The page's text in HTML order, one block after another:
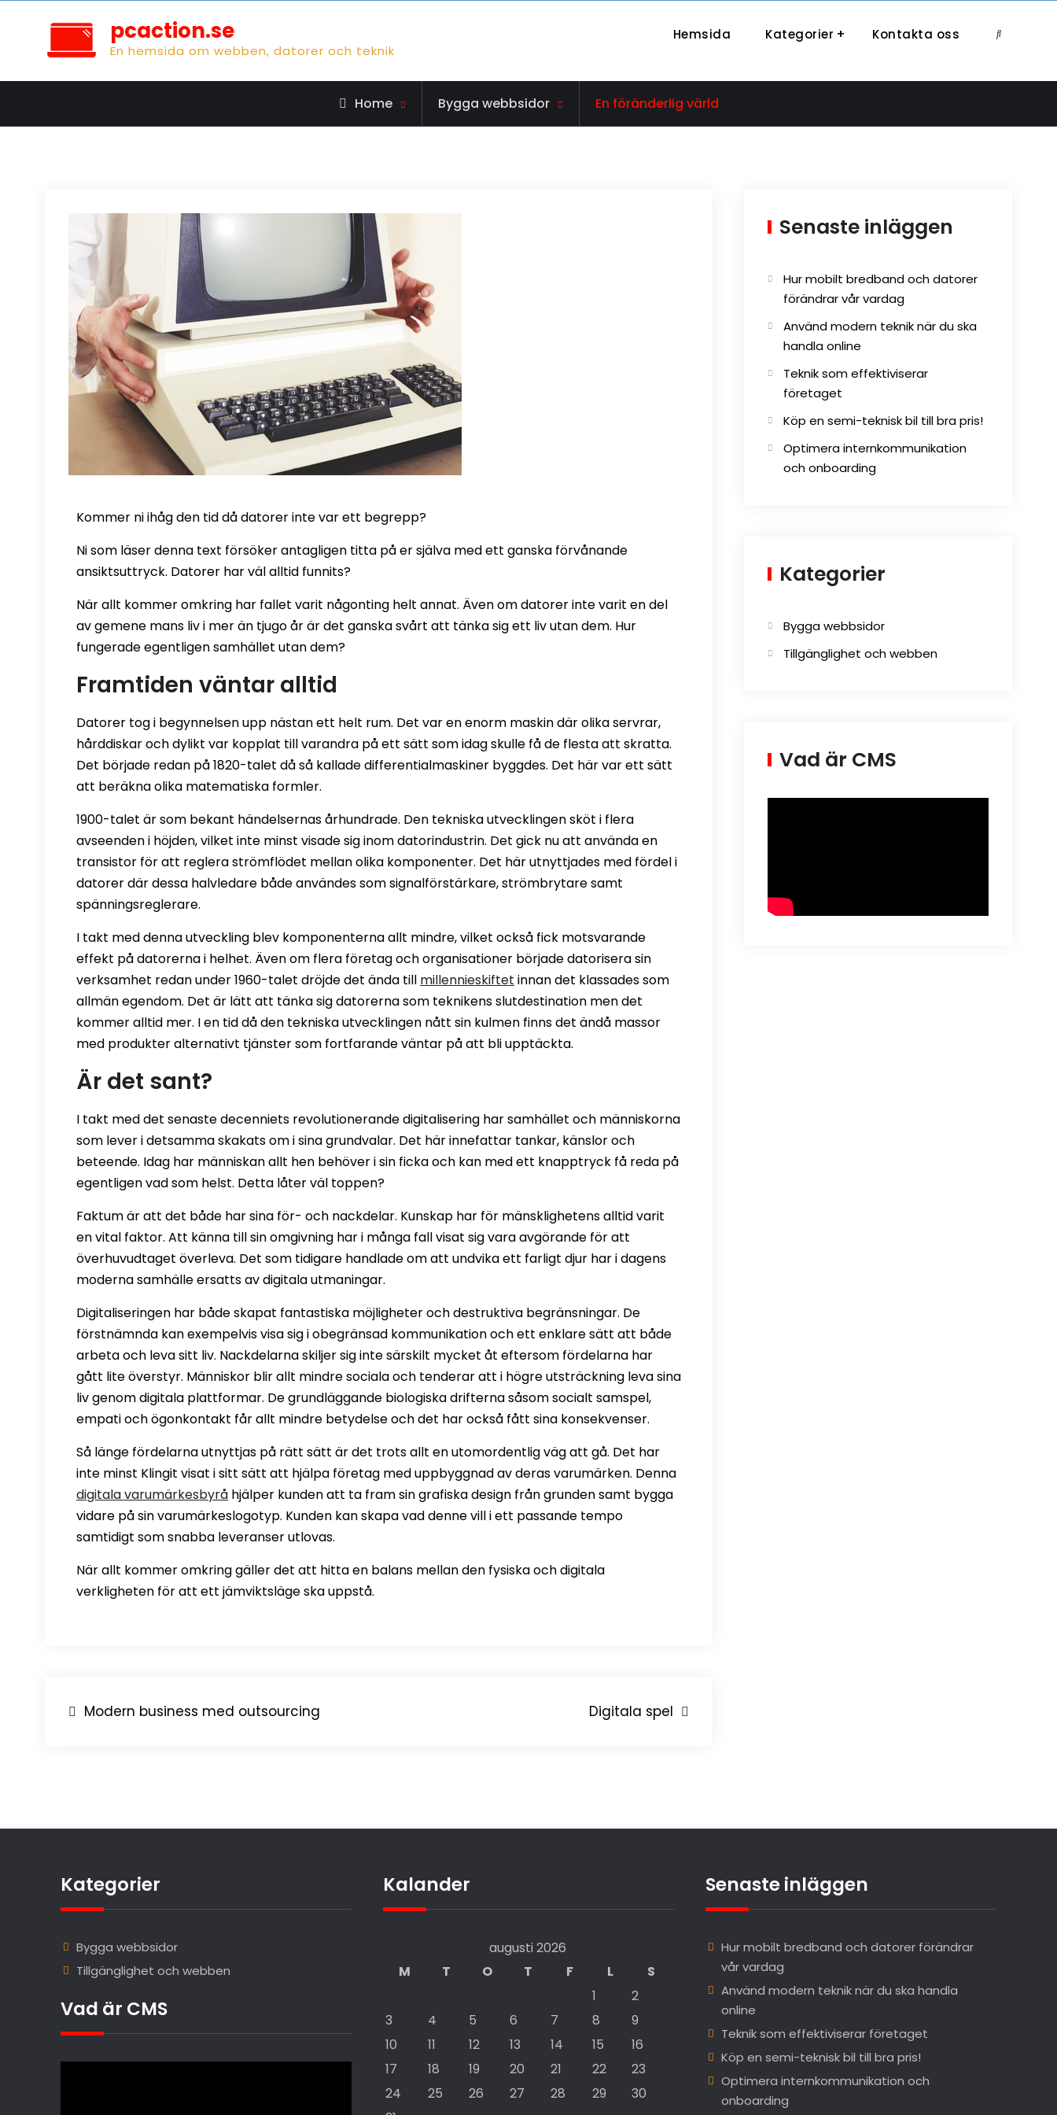
content
pcaction.se
En hemsida om webben, datorer och teknik
Hemsida Kategorier Kontakta oss Search
Home Bygga webbsidor En föränderlig värld
Kommer ni ihåg den tid då datorer inte var ett begrepp?
Ni som läser denna text försöker antagligen titta på er själva med ett ganska förvånande
ansiktsuttryck. Datorer har väl alltid funnits?
När allt kommer omkring har fallet varit någonting helt annat. Även om datorer inte varit en del
av gemene mans liv i mer än tjugo år är det ganska svårt att tänka sig ett liv utan dem. Hur
fungerade egentligen samhället utan dem?
Framtiden väntar alltid
Datorer tog i begynnelsen upp nästan ett helt rum. Det var en enorm maskin där olika servrar,
hårddiskar och dylikt var kopplat till varandra på ett sätt som idag skulle få de flesta att skratta.
Det började redan på 1820-talet då så kallade differentialmaskiner byggdes. Det här var ett sätt
att beräkna olika matematiska formler.
1900-talet är som bekant händelsernas århundrade. Den tekniska utvecklingen sköt i flera
avseenden i höjden, vilket inte minst visade sig inom datorindustrin. Det gick nu att använda en
transistor för att reglera strömflödet mellan olika komponenter. Det här utnyttjades med fördel i
datorer där dessa halvledare både användes som signalförstärkare, strömbrytare samt
spänningsreglerare.
I takt med denna utveckling blev komponenterna allt mindre, vilket också fick motsvarande
effekt på datorerna i helhet. Även om flera företag och organisationer började datorisera sin
verksamhet redan under 1960-talet dröjde det ända till millennieskiftet innan det klassades som
allmän egendom. Det är lätt att tänka sig datorerna som teknikens slutdestination men det
kommer alltid mer. I en tid då den tekniska utvecklingen nått sin kulmen finns det ändå massor
med produkter alternativt tjänster som fortfarande väntar på att bli upptäckta.
Är det sant?
I takt med det senaste decenniets revolutionerande digitalisering har samhället och människorna
som lever i detsamma skakats om i sina grundvalar. Det här innefattar tankar, känslor och
beteende. Idag har människan allt hen behöver i sin ficka och kan med ett knapptryck få reda på
egentligen vad som helst. Detta låter väl toppen?
Faktum är att det både har sina för- och nackdelar. Kunskap har för mänsklighetens alltid varit
en vital faktor. Att känna till sin omgivning har i många fall visat sig vara avgörande för att
överhuvudtaget överleva. Det som tidigare handlade om att undvika ett farligt djur har i dagens
moderna samhälle ersatts av digitala utmaningar.
Digitaliseringen har både skapat fantastiska möjligheter och destruktiva begränsningar. De
förstnämnda kan exempelvis visa sig i obegränsad kommunikation och ett enklare sätt att både
arbeta och leva sitt liv. Nackdelarna skiljer sig inte särskilt mycket åt eftersom fördelarna har
gått lite överstyr. Människor blir allt mindre sociala och tenderar att i högre utsträckning leva sina
liv genom digitala plattformar. De grundläggande biologiska drifterna såsom socialt samspel,
empati och ögonkontakt får allt mindre betydelse och det har också fått sina konsekvenser.
Så länge fördelarna utnyttjas på rätt sätt är det trots allt en utomordentlig väg att gå. Det har
inte minst Klingit visat i sitt sätt att hjälpa företag med uppbyggnad av deras varumärken. Denna
digitala varumärkesbyrå hjälper kunden att ta fram sin grafiska design från grunden samt bygga
vidare på sin varumärkeslogotyp. Kunden kan skapa vad denne vill i ett passande tempo
samtidigt som snabba leveranser utlovas.
När allt kommer omkring gäller det att hitta en balans mellan den fysiska och digitala
verkligheten för att ett jämviktsläge ska uppstå.
Inläggsnavigering
Modern business med outsourcing Digitala spel
Senaste inläggen
Hur mobilt bredband och datorer
förändrar vår vardag
Använd modern teknik när du ska
handla online
Teknik som effektiviserar
företaget
Köp en semi-teknisk bil till bra pris!
Optimera internkommunikation
och onboarding
Kategorier
Bygga webbsidor
Tillgänglighet och webben
Vad är CMS
Kategorier
Bygga webbsidor
Tillgänglighet och webben
Vad är CMS
Kalander
augusti 2026
M
T O T F L
S
1
2
3
4 5 6 7 8
9
10
11 12 13 14 15
16
17
18 19 20 21 22
23
24
25 26 27 28 29
30
Senaste inläggen
Hur mobilt bredband och datorer förändrar
vår vardag
Använd modern teknik när du ska handla
online
Teknik som effektiviserar företaget
Köp en semi-teknisk bil till bra pris!
Optimera internkommunikation och
onboarding